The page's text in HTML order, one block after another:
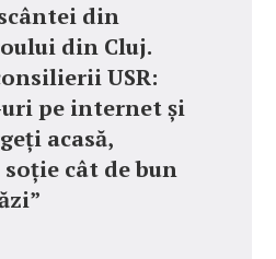
din
din Cluj.
USR:
uri pe internet și
acasă,
cât de bun